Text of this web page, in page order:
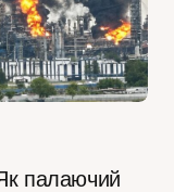
палаючий